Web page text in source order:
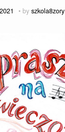
by szkola8zory